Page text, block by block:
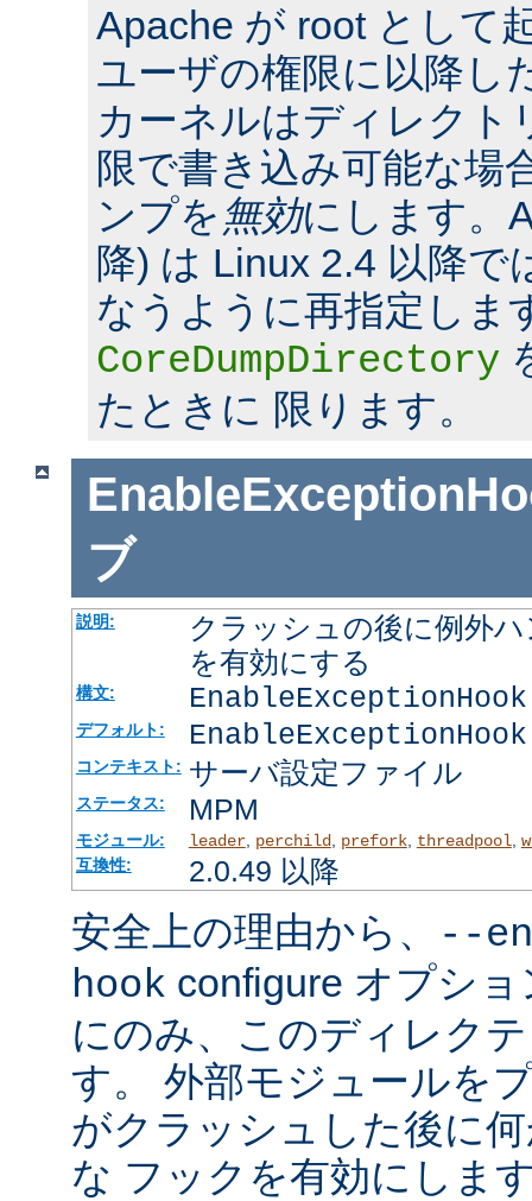
Apache が root として
ユーザの権限に以降し
カーネルはディレクト
限で書き込み可能な場
ンプを無効にします。
降) は Linux 2.4 以降で
なうように再指定しま
CoreDumpDirectory
たときに 限ります。
ブ
説明:
クラッシュの後に例外
を有効にする
構文:
デフォルト:
コンテキスト: サーバ設定ファイル
ステータス: MPM
モジュール: leader, perchild, prefork, threadpool
互換性:
2.0.49 以降
安全上の理由から、
--
hook configure オプシ
にのみ、このディレク
す。 外部モジュールを
がクラッシュした後に
な フックを有効にしま